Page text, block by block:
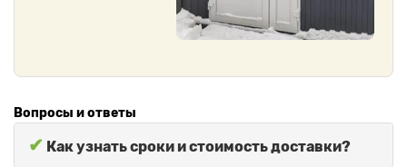
Вопросы и ответы
✔ Как узнать сроки и стоимость доставки?